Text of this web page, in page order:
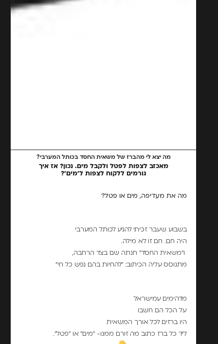
מה יצא לי מהברז של משאית החסד בכותל המערבי?
מאכזב לצפות לפטל ולקבל מים. נכון? אז איך
גורמים ללקוח לצפות ל'מים'?
מה את מעדיפה, מים או פטל?
בשבוע שעבר זכיתי להגיע לכותל המערבי
היה חם. חם זו לא מילה.
ו"משאית החסד" חנתה שם בצד הרחבה,
מתנוסס עליה הכיתוב: "להחיות בהם נפש כל חי"
מדהימים עמישראל
על הכל הם חשבו
היו ברזים לכל אורך המשאית
ליד כל ברז כתוב מה זורם ממנו- "מים" או "פטל".